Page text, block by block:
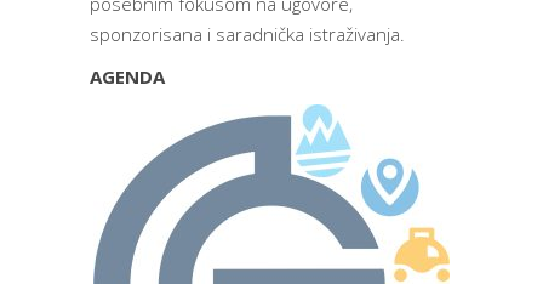
sponzorisana i saradnička istraživanja.
AGENDA